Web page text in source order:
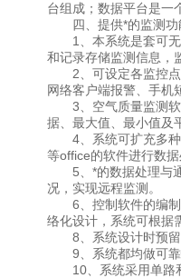
台组成；数据平台是一
四、提供*的监测功
1、本系统是套可无
和记录存储监测信息，
2、可设定各监控点
网络客户端报警、手机
3、空气质量监测软
据、最大值、最小值及
4、系统可扩充多种
等office的软件进行数
5、*的数据处理与通
况，实现远程监测。
6、控制软件的编制
络化设计，系统可根据
8、系统设计时预留
9、系统都均做可靠
10、系统采用单路和